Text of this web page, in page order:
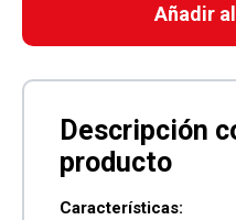
Añadir
Características: